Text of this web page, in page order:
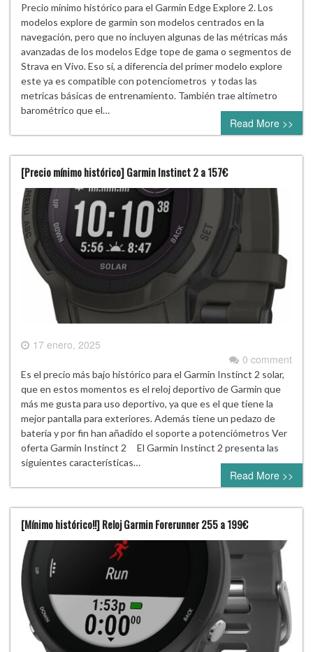
Precio mínimo histórico para el Garmin Edge Explore 2. Los
modelos explore de garmin son modelos centrados en la
navegación, pero que no incluyen algunas de las métricas más
avanzadas de los modelos Edge tope de gama o segmentos de
Strava en Vivo. Eso sí, a diferencia del primer modelo explore
este ya es compatible con potenciometros y todas las
metricas básicas de entrenamiento. También trae altímetro
barométrico que el…
Read More >>
[Precio mínimo histórico] Garmin Instinct 2 a 157€
17 enero, 2025
0 comment
Es el precio más bajo histórico para el Garmin Instinct 2 solar,
que en estos momentos es el reloj deportivo de Garmin que
más me gusta para uso deportivo, ya que es el que tiene la
mejor pantalla para exteriores. Además tiene un pedazo de
batería y por fin han añadido el soporte a potenciómetros Ver
oferta Garmin Instinct 2 El Garmin Instinct 2 presenta las
siguientes características…
Read More >>
[Mínimo histórico!!] Reloj Garmin Forerunner 255 a 199€